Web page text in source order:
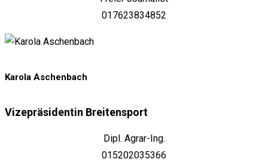
017623834852
Karola Aschenbach
Vizepräsidentin Breitensport
Dipl. Agrar-Ing.
015202035366